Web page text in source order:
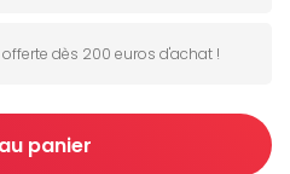
dès 200 euros d'achat !
panier